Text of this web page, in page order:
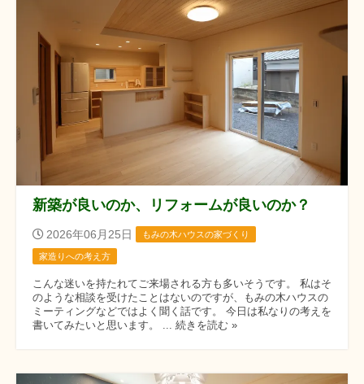
新築が良いのか、リフォームが良いのか？
2026年06月25日 もみの木ハウスの家づくり
家造りへの考え方
こんな迷いを持たれてご来場される方も多いそうです。 私はそ
のような相談を受けたことはないのですが、もみの木ハウスの
ミーティングなどではよく聞く話です。 今日は私なりの考えを
書いてみたいと思います。 ... 続きを読む »